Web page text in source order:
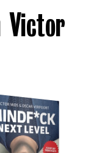
Victor